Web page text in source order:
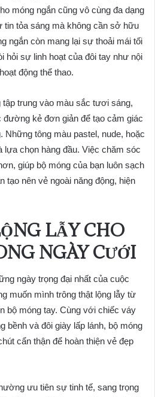
móng ngắn cũng vô cùng đa dạng
tin tỏa sáng mà không cần sở hữu
ngắn còn mang lại sự thoải mái tối
hỏi sự linh hoạt của đôi tay như nội
động thể thao.
trung vào màu sắc tươi sáng,
đường kẻ đơn giản để tạo cảm giác
Những tông màu pastel, nude, hoặc
lựa chọn hàng đầu. Việc chăm sóc
giúp bộ móng của bạn luôn sạch
tạo nên vẻ ngoài năng động, hiện
LẪY CHO
NGÀY CƯỚI
ngày trọng đại nhất của cuộc
muốn mình trông thật lộng lẫy từ
bộ móng tay. Cùng với chiếc váy
bềnh và đôi giày lấp lánh, bộ móng
cẩn thận để hoàn thiện vẻ đẹp
ưu tiên sự tinh tế, sang trọng